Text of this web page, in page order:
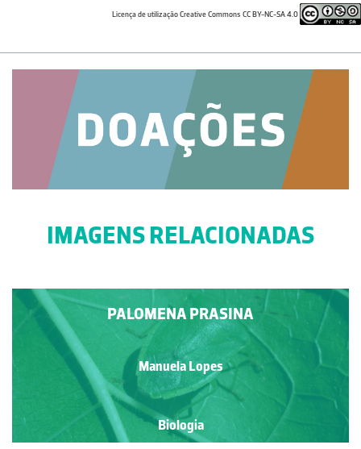
Licença de utilização Creative Commons CC BY-NC-SA 4.0
IMAGENS RELACIONADAS
PALOMENA PRASINA
Manuela Lopes
Biologia